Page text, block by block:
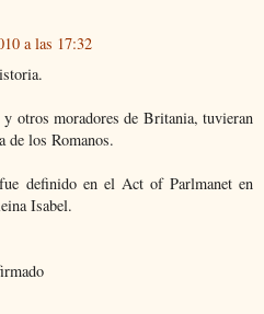
a las 17:32
otros moradores de Britania, tuvieran
de los Romanos.
definido en el Act of Parlmanet en
Isabel.